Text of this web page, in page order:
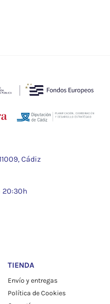
Cádiz
20:30h
TIENDA
Envío y entregas
Política de Cookies